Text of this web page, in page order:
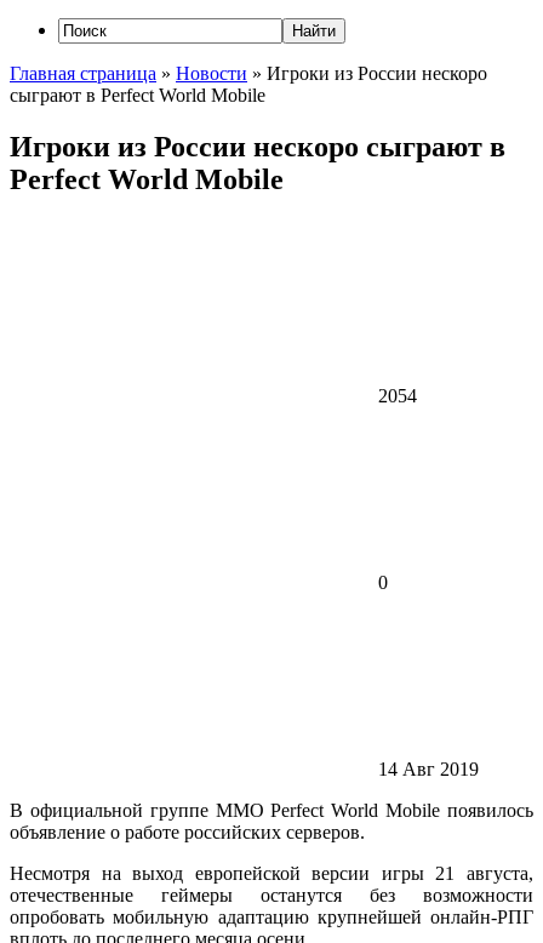
Главная страница » Новости » Игроки из России нескоро
сыграют в Perfect World Mobile
Игроки из России нескоро сыграют в
Perfect World Mobile
2054
0
14 Авг 2019
В официальной группе ММО Perfect World Mobile появилось
объявление о работе российских серверов.
Несмотря на выход европейской версии игры 21 августа,
отечественные геймеры останутся без возможности
опробовать мобильную адаптацию крупнейшей онлайн-РПГ
вплоть до последнего месяца осени.